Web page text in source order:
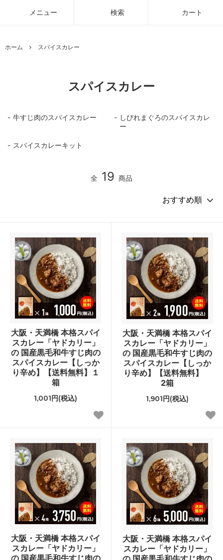
メニュー 検索 カート
ホーム スパイスカレー
スパイスカレー
牛すじ肉のスパイスカレー
しびれまぐろのスパイスカレ
ー
スパイスカレーキット
全 19 商品
大阪・天満橋 本格スパイ
スカレー「ヤドカリー」
の 国産黒毛和牛すじ肉の
スパイスカレー【しっか
り辛め】【送料無料】１
箱
1,001円(税込)
大阪・天満橋 本格スパイ
スカレー「ヤドカリー」
の 国産黒毛和牛すじ肉の
スパイスカレー【しっか
り辛め】【送料無料】
2箱
1,901円(税込)
大阪・天満橋 本格スパイ
スカレー「ヤドカリー」
の 国産黒毛和牛すじ肉の
大阪・天満橋 本格スパイ
スカレー「ヤドカリー」